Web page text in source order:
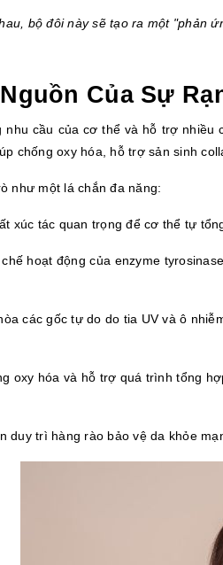
bộ đôi này sẽ tạo ra một "phản
Của Sự
cầu của cơ thể và hỗ trợ nhiều
chống oxy hóa, hỗ trợ sản sinh
như một lá chắn đa năng:
xúc tác quan trọng để cơ thể tự
hoạt động của enzyme
các gốc tự do do tia UV và ô
oxy hóa và hỗ trợ quá trình tổng
duy trì hàng rào bảo vệ da khỏe